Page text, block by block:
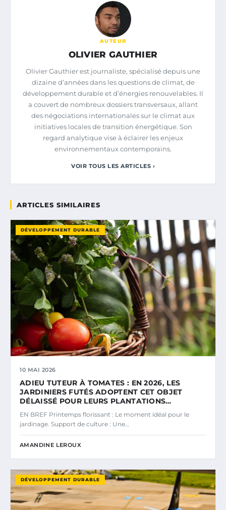
AUTEUR
OLIVIER GAUTHIER
Olivier Gauthier est journaliste, spécialisé depuis une
dizaine d’années dans les questions de climat, de
développement durable et d’énergies renouvelables. Il
a couvert de nombreux dossiers transversaux, allant
des négociations internationales sur le climat aux
initiatives locales de transition énergétique. Son
regard analytique vise à éclairer les enjeux
environnementaux contemporains.
VOIR TOUS LES ARTICLES ›
ARTICLES SIMILAIRES
DÉVELOPPEMENT DURABLE
10 MAI 2026
ADIEU TUTEUR À TOMATES : EN 2026, LES
JARDINIERS FUTÉS ADOPTENT CET OBJET
DÉLAISSÉ POUR LEURS PLANTATIONS…
EN BREF Printemps florissant : Le moment idéal pour le
jardinage. Support de culture : Une…
AMANDINE LEROUX
DÉVELOPPEMENT DURABLE